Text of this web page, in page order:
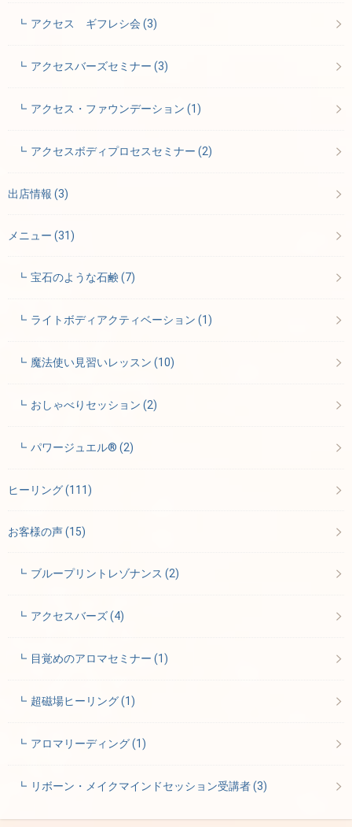
アクセス ギフレシ会(3)
アクセスバーズセミナー(3)
アクセス・ファウンデーション(1)
アクセスボディプロセスセミナー(2)
出店情報 (3)
メニュー (31)
宝石のような石鹸(7)
ライトボディアクティベーション(1)
魔法使い見習いレッスン(10)
おしゃべりセッション(2)
パワージュエル®(2)
ヒーリング(111)
お客様の声(15)
ブループリントレゾナンス(2)
アクセスバーズ(4)
目覚めのアロマセミナー(1)
超磁場ヒーリング(1)
アロマリーディング(1)
リボーン・メイクマインドセッション受講者(3)